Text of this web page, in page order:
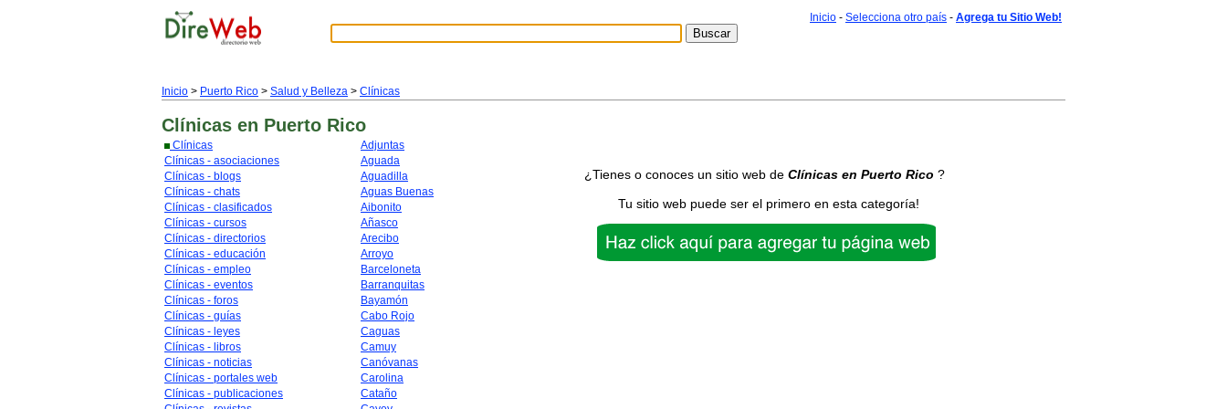
Inicio - Selecciona otro país - Agrega tu Sitio Web!
Inicio > Puerto Rico > Salud y Belleza > Clínicas
Clínicas en Puerto Rico
Clínicas
Clínicas - asociaciones
Clínicas - blogs
Clínicas - chats
Clínicas - clasificados
Clínicas - cursos
Clínicas - directorios
Clínicas - educación
Clínicas - empleo
Clínicas - eventos
Clínicas - foros
Clínicas - guías
Clínicas - leyes
Clínicas - libros
Clínicas - noticias
Clínicas - portales web
Clínicas - publicaciones
Adjuntas
Aguada
Aguadilla
Aguas Buenas
Aibonito
Añasco
Arecibo
Arroyo
Barceloneta
Barranquitas
Bayamón
Cabo Rojo
Caguas
Camuy
Canóvanas
Carolina
Cataño
¿Tienes o conoces un sitio web de Clínicas en Puerto Rico ?
Tu sitio web puede ser el primero en esta categoría!